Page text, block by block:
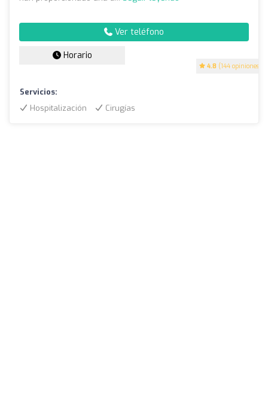
4.8 (144 opiniones)
Ver teléfono
Horario
Servicios:
Hospitalización
Cirugías